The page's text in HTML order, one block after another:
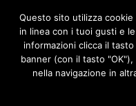
Questo sito utilizza
in linea con i tuoi gusti e
informazioni clicca il
banner (con il tasto
nella navigazione in